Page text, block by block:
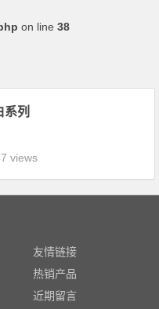
on line 38
列
views
友情链接
热销产品
近期留言